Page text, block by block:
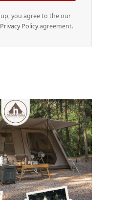
you agree to the our
Privacy Policyagreement.